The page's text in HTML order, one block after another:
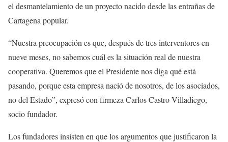
el desmantelamiento de un proyecto nacido desde las entrañas de
Cartagena popular.
“Nuestra preocupación es que, después de tres interventores en
nueve meses, no sabemos cuál es la situación real de nuestra
cooperativa. Queremos que el Presidente nos diga qué está
pasando, porque esta empresa nació de nosotros, de los asociados,
no del Estado”, expresó con firmeza Carlos Castro Villadiego,
socio fundador.
Los fundadores insisten en que los argumentos que justificaron la